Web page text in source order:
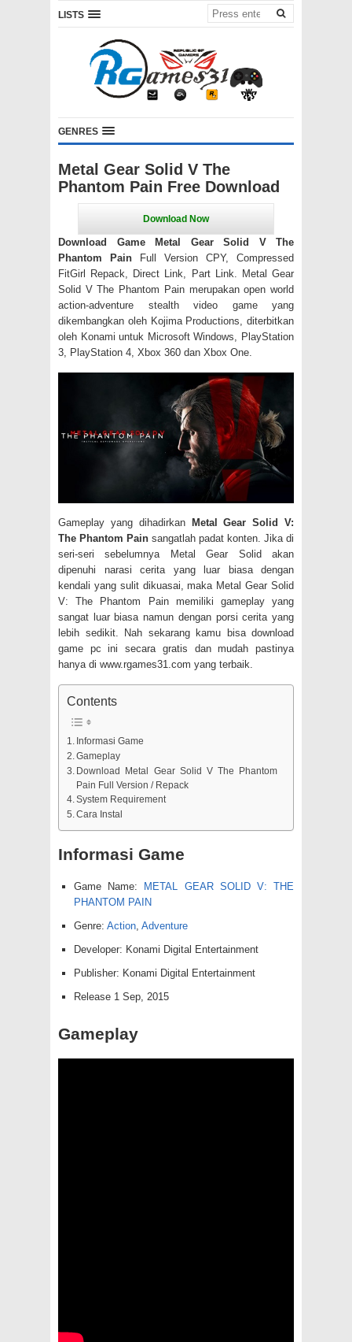
LISTS
GENRES
Metal Gear Solid V The
Phantom Pain Free Download
Download Game Metal Gear Solid V The
Phantom Pain Full Version CPY, Compressed
FitGirl Repack, Direct Link, Part Link. Metal Gear
Solid V The Phantom Pain merupakan open world
action-adventure stealth video game yang
dikembangkan oleh Kojima Productions, diterbitkan
oleh Konami untuk Microsoft Windows, PlayStation
3, PlayStation 4, Xbox 360 dan Xbox One.
Gameplay yang dihadirkan
Metal Gear Solid V:
The Phantom Pain sangatlah padat konten. Jika di
seri-seri sebelumnya Metal Gear Solid akan
dipenuhi narasi cerita yang luar biasa dengan
kendali yang sulit dikuasai, maka Metal Gear Solid
V: The Phantom Pain memiliki gameplay yang
sangat luar biasa namun dengan porsi cerita yang
lebih sedikit. Nah sekarang kamu bisa download
game pc ini secara gratis dan mudah pastinya
hanya di www.rgames31.com yang terbaik.
Contents
Informasi Game
Gameplay
Download Metal Gear Solid V The Phantom
Pain Full Version / Repack
System Requirement
Cara Instal
Informasi Game
Game Name:
METAL GEAR SOLID V: THE
PHANTOM PAIN
Genre: Action, Adventure
Developer: Konami Digital Entertainment
Publisher: Konami Digital Entertainment
Release 1 Sep, 2015
Gameplay